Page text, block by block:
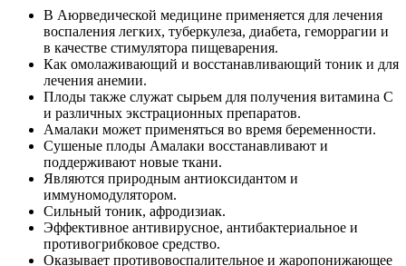
В Аюрведической медицине применяется для лечения
воспаления легких, туберкулеза, диабета, геморрагии и
в качестве стимулятора пищеварения.
Как омолаживающий и восстанавливающий тоник и для
лечения анемии.
Плоды также служат сырьем для получения витамина С
и различных экстрационных препаратов.
Амалаки может применяться во время беременности.
Сушеные плоды Амалаки восстанавливают и
поддерживают новые ткани.
Являются природным антиоксидантом и
иммуномодулятором.
Сильный тоник, афродизиак.
Эффективное антивирусное, антибактериальное и
противогрибковое средство.
Оказывает противовоспалительное и жаропонижающее